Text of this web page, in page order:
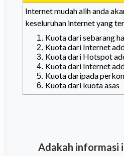
Internet mudah alih anda
keseluruhan internet yang
Kuota dari sebarang
Kuota dari Internet
Kuota dari Hotspot
Kuota dari Internet
Kuota daripada
Kuota dari kuota asas
Adakah informasi